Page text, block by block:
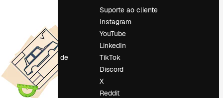
Reviews
Emprego
Tendências de
pesquisa
Blog
Eventos
Suporte ao cliente
Instagram
YouTube
LinkedIn
TikTok
Discord
X
Reddit